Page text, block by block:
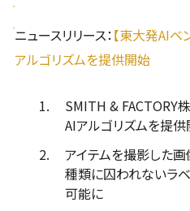
ニュースリリース：【東大発AIベ
アルゴリズムを提供開始
SMITH & FACTORY
AIアルゴリズムを提
アイテムを撮影した画
種類に囚われないラ
可能に